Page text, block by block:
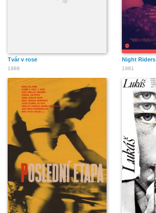
Tvár v rose
1988
Night Riders
1981